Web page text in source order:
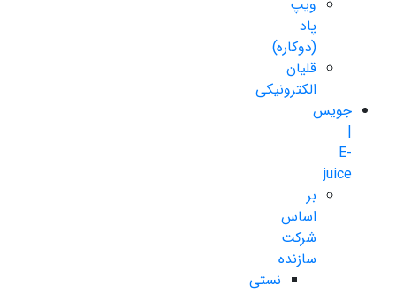
ویپ
پاد
(دوکاره)
قلیان
الکترونیکی
جویس
|
E-
juice
بر
اساس
شرکت
سازنده
نستی